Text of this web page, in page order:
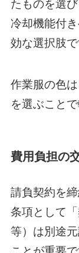
たものを選
冷却機能付
効な選択肢で
作業服の色
を選ぶこと
費用負担の
請負契約を
条項として
等）は別途